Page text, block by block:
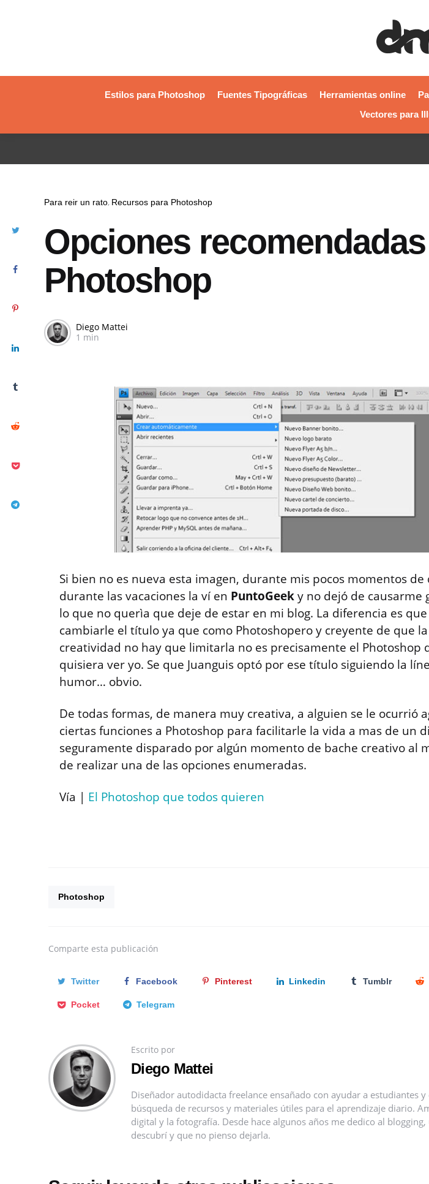
Estilos para Photoshop Fuentes Tipográficas Herramientas online
Vectores para
Para reir un rato Recursos para Photoshop
Opciones
Photoshop
Diego Mattei
1 min
Si bien no es nueva esta imagen, durante mis pocos momentos de
durante las vacaciones la ví en PuntoGeeky no dejó de causarme
lo que no querìa que deje de estar en mi blog. La diferencia es
cambiarle el título ya que como Photoshopero y creyente de que la
creatividad no hay que limitarla no es precisamente el Photoshop
quisiera ver yo. Se que Juanguis optó por ese título siguiendo la
humor… obvio.
De todas formas, de manera muy creativa, a alguien se le ocurrió
ciertas funciones a Photoshop para facilitarle la vida a mas de un
seguramente disparado por algún momento de bache creativo al
de realizar una de las opciones enumeradas.
Vía | El Photoshop que todos quieren
Photoshop
Comparte esta publicación
Twitter Facebook Pinterest Linkedin Tumblr
Pocket Telegram
Escrito por
Diego Mattei
Diseñador autodidacta freelance ensañado con ayudar a estudiantes y
búsqueda de recursos y materiales útiles para el aprendizaje diario.
digital y la fotografía. Desde hace algunos años me dedico al
descubrí y que no pienso dejarla.